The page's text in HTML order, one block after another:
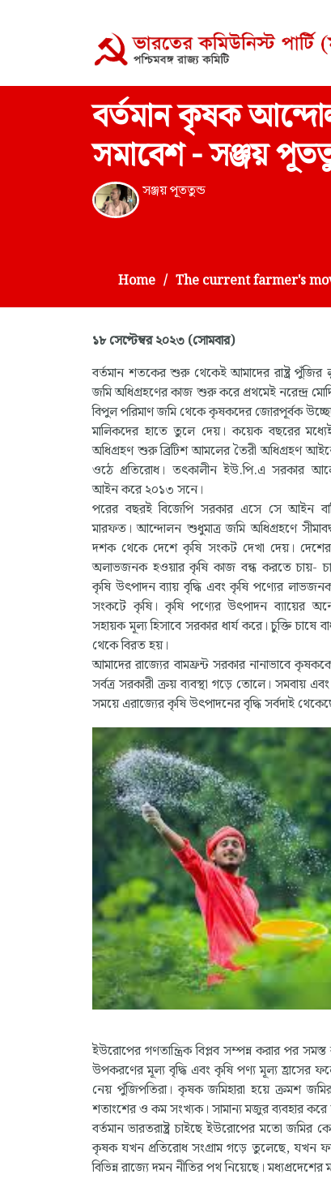
বর্তমান কৃষক
সমাবেশ - সঞ্জয়
সঞ্জয় পূততুন্ড
Home The current farmer's
১৮ সেপ্টেম্বর ২০২৩ (সোমবার)
বর্তমান শতকের শুরু থেকেই আমাদের রাষ্ট্র
জমি অধিগ্রহণের কাজ শুরু করে প্রথমেই নরেন্দ্র
বিপুল পরিমাণ জমি থেকে কৃষকদের জোরপূর্বক
মালিকদের হাতে তুলে দেয়। কয়েক বছরের
অধিগ্রহণ শুরু ব্রিটিশ আমলের তৈরী অধিগ্রহণ
ওঠে প্রতিরোধ। তৎকালীন ইউ.পি.এ সরকার
আইন করে ২০১৩ সনে।
পরের বছরই বিজেপি সরকার এসে সে আইন
মারফত। আন্দোলন শুধুমাত্র জমি অধিগ্রহণে
দশক থেকে দেশে কৃষি সংকট দেখা দেয়।
অলাভজনক হওয়ার কৃষি কাজ বন্ধ করতে চায়- চায়
কৃষি উৎপাদন ব্যায় বৃদ্ধি এবং কৃষি পণ্যের
সংকটে কৃষি। কৃষি পণ্যের উৎপাদন ব্যায়ের
সহায়ক মূল্য হিসাবে সরকার ধার্য করে। চুক্তি
থেকে বিরত হয়।
আমাদের রাজ্যের বামফ্রন্ট সরকার নানাভাবে
সর্বত্র সরকারী ক্রয় ব্যবস্থা গড়ে তোলে। সমবায়
সময়ে এরাজ্যের কৃষি উৎপাদনের বৃদ্ধি সর্বদাই
ইউরোপের গণতান্ত্রিক বিপ্লব সম্পন্ন করার পর
উপকরণের মূল্য বৃদ্ধি এবং কৃষি পণ্য মূল্য হ্রাসের
নেয় পুঁজিপতিরা। কৃষক জমিহারা হয়ে ক্রমশ
শতাংশের ও কম সংখ্যক। সামান্য মজুর ব্যবহার করে
বর্তমান ভারতরাষ্ট্র চাইছে ইউরোপের মতো জমির
কৃষক যখন প্রতিরোধ সংগ্রাম গড়ে তুলেছে, যখন
বিভিন্ন রাজ্যে দমন নীতির পথ নিয়েছে।